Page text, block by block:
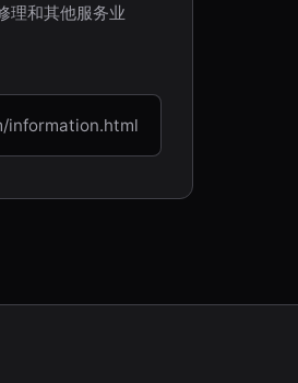
理和其他服务业
information.html